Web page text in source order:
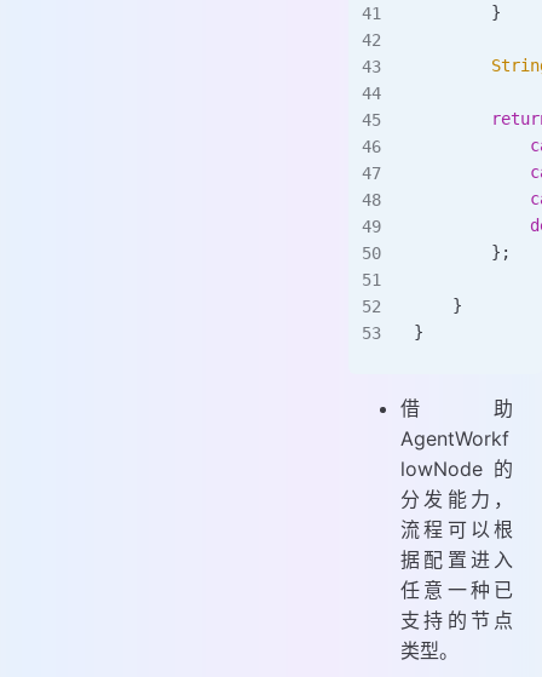
        }
        };
    }
}
借助
AgentWorkf
lowNode 的
分发能力，
流程可以根
据配置进入
任意一种已
支持的节点
类型。